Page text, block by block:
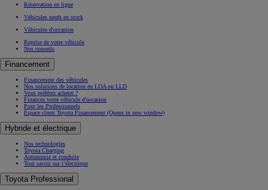
Réservation en ligne
Véhicules neufs en stock
Véhicules d'occasion
Reprise de votre véhicule
Nos conseils
Financement
Financement des véhicules
Nos solutions de location en LOA ou LLD
Vous préférez acheter ?
Financez votre véhicule d'occasion
Pour les Professionnels
Espace client Toyota Financement (Opens in new window)
Hybride et électrique
Nos technologies
Toyota Charging
Autonomie et conduite
Tout savoir sur l’électrique
Toyota Professional